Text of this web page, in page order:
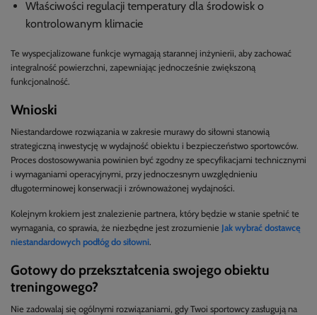
Właściwości regulacji temperatury dla środowisk o
kontrolowanym klimacie
Te wyspecjalizowane funkcje wymagają starannej inżynierii, aby zachować
integralność powierzchni, zapewniając jednocześnie zwiększoną
funkcjonalność.
Wnioski
Niestandardowe rozwiązania w zakresie murawy do siłowni stanowią
strategiczną inwestycję w wydajność obiektu i bezpieczeństwo sportowców.
Proces dostosowywania powinien być zgodny ze specyfikacjami technicznymi
i wymaganiami operacyjnymi, przy jednoczesnym uwzględnieniu
długoterminowej konserwacji i zrównoważonej wydajności.
Kolejnym krokiem jest znalezienie partnera, który będzie w stanie spełnić te
wymagania, co sprawia, że niezbędne jest zrozumienie Jak wybrać dostawcę
niestandardowych podłóg do siłowni.
Gotowy do przekształcenia swojego obiektu
treningowego?
Nie zadowalaj się ogólnymi rozwiązaniami, gdy Twoi sportowcy zasługują na